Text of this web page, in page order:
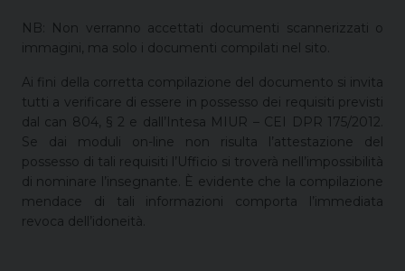
NB: Non verranno accettati documenti scannerizzati o
immagini, ma solo i documenti compilati nel sito.
Ai fini della corretta compilazione del documento si invita
tutti a verificare di essere in possesso dei requisiti previsti
dal can 804, § 2 e dall’Intesa MIUR – CEI DPR 175/2012.
Se dai moduli on-line non risulta l’attestazione del
possesso di tali requisiti l’Ufficio si troverà nell’impossibilità
di nominare l’insegnante. È evidente che la compilazione
mendace di tali informazioni comporta l’immediata
revoca dell’idoneità.